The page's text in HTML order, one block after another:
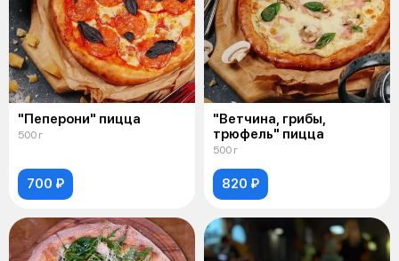
"Пеперони" пицца
500 г
700 ₽
"Ветчина, грибы,
трюфель" пицца
500 г
820 ₽